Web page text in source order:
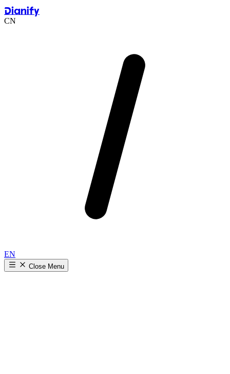
Dianify
CN
EN
Close Menu